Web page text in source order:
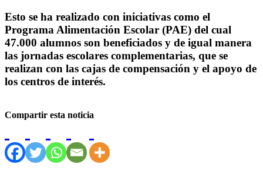
Esto se ha realizado con iniciativas como el
Programa Alimentación Escolar (PAE) del cual
47.000 alumnos son beneficiados y de igual manera
las jornadas escolares complementarias, que se
realizan con las cajas de compensación y el apoyo de
los centros de interés.
Compartir esta noticia